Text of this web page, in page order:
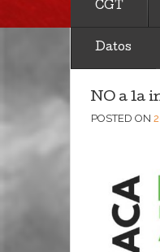
CGT
Datos
NO a la
POSTED ON